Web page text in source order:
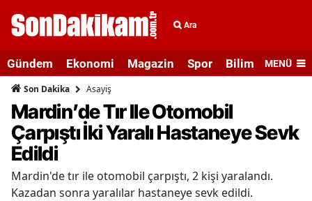
Ara
Gündem Ekonomi Magazin Spor Bilim veMENÜ
Son Dakika Asayiş
Mardin’de Tır Ile Otomobil
Çarpıştı İki Yaralı Hastaneye Sevk
Edildi
Mardin'de tır ile otomobil çarpıştı, 2 kişi yaralandı.
Kazadan sonra yaralılar hastaneye sevk edildi.